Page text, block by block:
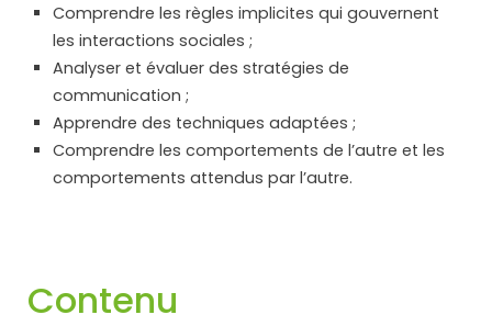
Comprendre les règles implicites qui gouvernent
les interactions sociales ;
Analyser et évaluer des stratégies de
communication ;
Apprendre des techniques adaptées ;
Comprendre les comportements de l’autre et les
comportements attendus par l’autre.
Contenu